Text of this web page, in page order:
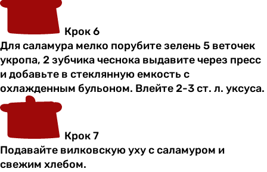
Крок 6
Для саламура мелко порубите зелень 5 веточек
укропа, 2 зубчика чеснока выдавите через пресс
и добавьте в стеклянную емкость с
охлажденным бульоном. Влейте 2-3 ст. л. уксуса.
Крок 7
Подавайте вилковскую уху с саламуром и
свежим хлебом.